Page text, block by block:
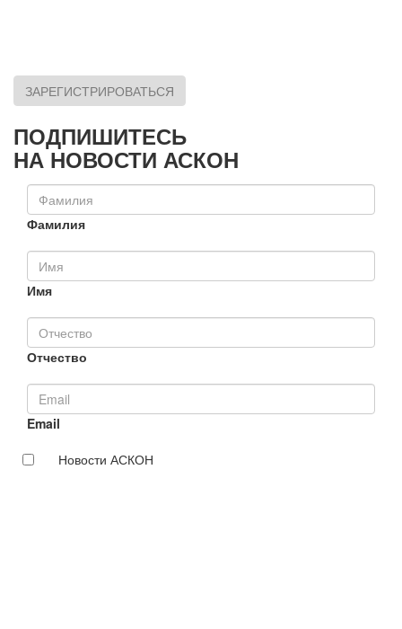
ЗАРЕГИСТРИРОВАТЬСЯ
ПОДПИШИТЕСЬ
НА НОВОСТИ АСКОН
Фамилия
Имя
Отчество
Email
Новости АСКОН